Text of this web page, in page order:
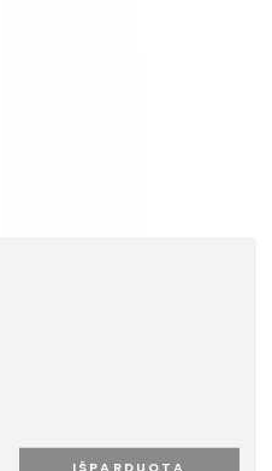
IŠPARDUOTA